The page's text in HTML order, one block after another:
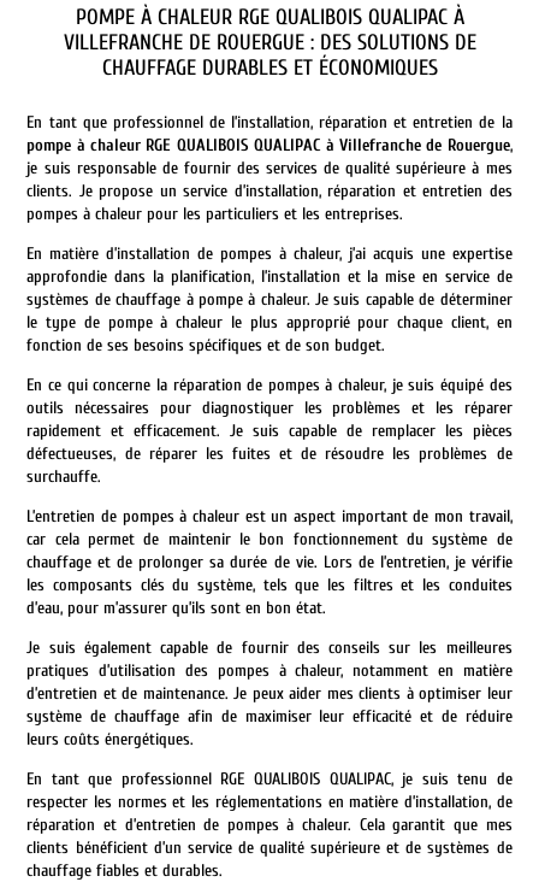
POMPE À CHALEUR RGE QUALIBOIS QUALIPAC À
VILLEFRANCHE DE ROUERGUE: DES SOLUTIONS DE
CHAUFFAGE DURABLES ET ÉCONOMIQUES
En tant que professionnel de l’installation, réparation et entretien de la
pompe à chaleur RGE QUALIBOIS QUALIPACà Villefranche de Rouergue,
je suis responsable de fournir des services de qualité supérieure à mes
clients. Je propose un service d’installation, réparation et entretien des
pompes à chaleur pour les particuliers et les entreprises.
En matière d’installation de pompes à chaleur, j’ai acquis une expertise
approfondie dans la planification, l’installation et la mise en service de
systèmes de chauffage à pompe à chaleur. Je suis capable de déterminer
le type de pompe à chaleur le plus approprié pour chaque client, en
fonction de ses besoins spécifiques et de son budget.
En ce qui concerne la réparation de pompes à chaleur, je suis équipé des
outils nécessaires pour diagnostiquer les problèmes et les réparer
rapidement et efficacement. Je suis capable de remplacer les pièces
défectueuses, de réparer les fuites et de résoudre les problèmes de
surchauffe.
L’entretien de pompes à chaleur est un aspect important de mon travail,
car cela permet de maintenir le bon fonctionnement du système de
chauffage et de prolonger sa durée de vie. Lors de l’entretien, je vérifie
les composants clés du système, tels que les filtres et les conduites
d’eau, pour m’assurer qu’ils sont en bon état.
Je suis également capable de fournir des conseils sur les meilleures
pratiques d’utilisation des pompes à chaleur, notamment en matière
d’entretien et de maintenance. Je peux aider mes clients à optimiser leur
système de chauffage afin de maximiser leur efficacité et de réduire
leurs coûts énergétiques.
En tant que professionnel RGE QUALIBOIS QUALIPAC, je suis tenu de
respecter les normes et les réglementations en matière d’installation, de
réparation et d’entretien de pompes à chaleur. Cela garantit que mes
clients bénéficient d’un service de qualité supérieure et de systèmes de
chauffage fiables et durables.